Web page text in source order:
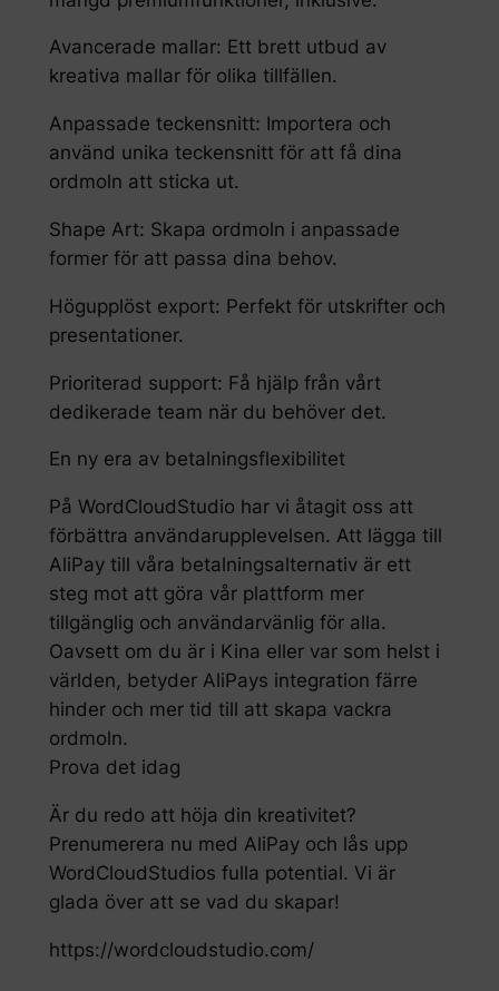
Avancerade mallar: Ett brett utbud av
kreativa mallar för olika tillfällen.
Anpassade teckensnitt: Importera och
använd unika teckensnitt för att få dina
ordmoln att sticka ut.
Shape Art: Skapa ordmoln i anpassade
former för att passa dina behov.
Högupplöst export: Perfekt för utskrifter och
presentationer.
Prioriterad support: Få hjälp från vårt
dedikerade team när du behöver det.
En ny era av betalningsflexibilitet
På WordCloudStudio har vi åtagit oss att
förbättra användarupplevelsen. Att lägga till
AliPay till våra betalningsalternativ är ett
steg mot att göra vår plattform mer
tillgänglig och användarvänlig för alla.
Oavsett om du är i Kina eller var som helst i
världen, betyder AliPays integration färre
hinder och mer tid till att skapa vackra
ordmoln.
Prova det idag
Är du redo att höja din kreativitet?
Prenumerera nu med AliPay och lås upp
WordCloudStudios fulla potential. Vi är
glada över att se vad du skapar!
https://wordcloudstudio.com/